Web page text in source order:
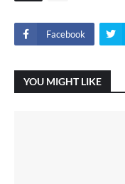
Facebook
YOU MIGHT LIKE